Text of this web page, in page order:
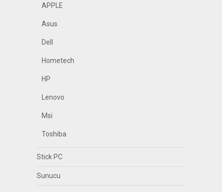
APPLE
Asus
Dell
Hometech
HP
Lenovo
Msi
Toshiba
Stick PC
Sunucu